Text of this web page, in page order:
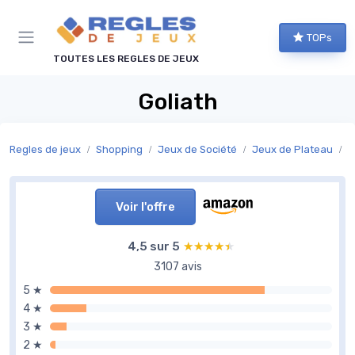
TOUTES LES REGLES DE JEUX
TOPs
Goliath
Regles de jeux Shopping Jeux de Société Jeux de Plateau
Voir l'offre
4,5 sur 5 ★★★★★
★★★★★
3107 avis
5 ★
4 ★
3 ★
2 ★